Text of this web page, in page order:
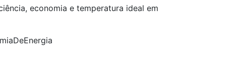
economia e temperatura ideal em